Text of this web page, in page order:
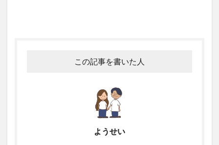
この記事を書いた人
ようせい